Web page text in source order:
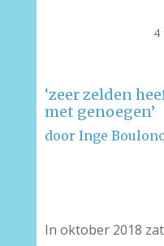
4
‘zeer zelden
met genoegen’
door Inge
In oktober 2018